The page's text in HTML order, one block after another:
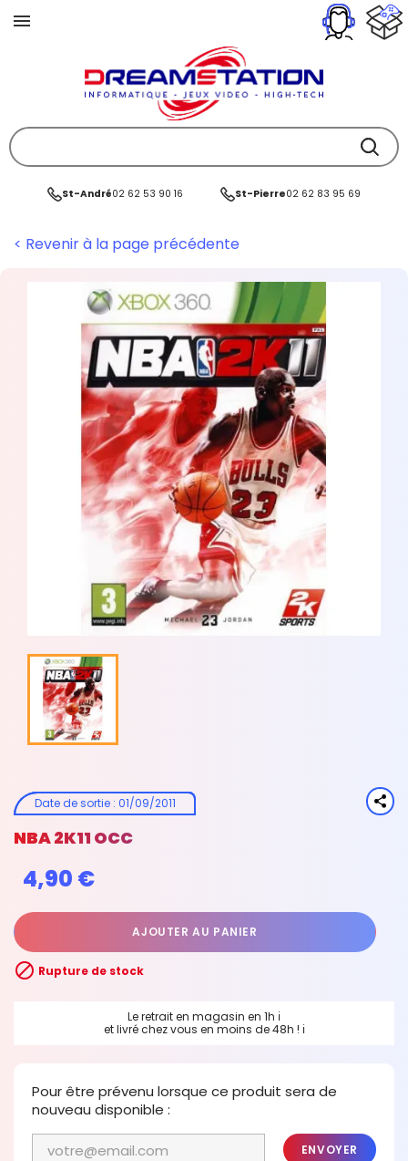
St-André02 62 53 90 16 St-Pierre02 62 83 95 69
< Revenir à la page précédente
Date de sortie: 01/09/2011
NBA 2K11 OCC
4,90 €
AJOUTER AU PANIER
 Rupture de stock
Le retrait en magasin en 1h ℹ
et livré chez vous en moins de 48h ! ℹ
Pour être prévenu lorsque ce produit sera de
nouveau disponible :
ENVOYER